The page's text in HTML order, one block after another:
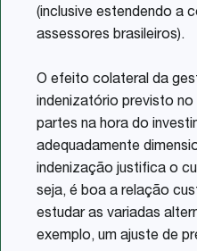
(inclusive estendendo a
assessores brasileiros).
O efeito colateral da
indenizatório previsto
partes na hora do
adequadamente
indenização justifica o
seja, é boa a relação
estudar as variadas
exemplo, um ajuste de